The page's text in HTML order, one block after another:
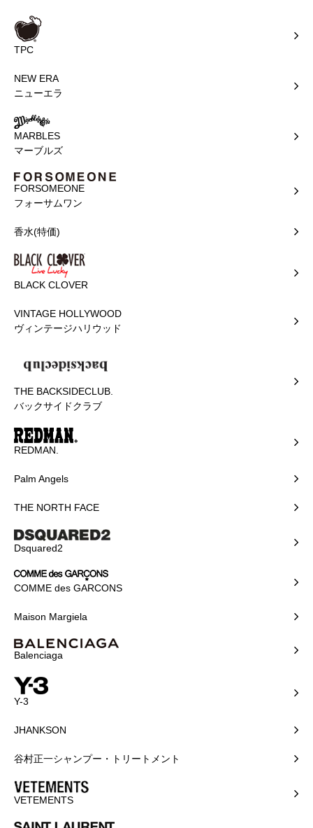
TPC
NEW ERA
ニューエラ
MARBLES
マーブルズ
FORSOMEONE
フォーサムワン
香水(特価)
BLACK CLOVER
VINTAGE HOLLYWOOD
ヴィンテージハリウッド
THE BACKSIDECLUB.
バックサイドクラブ
REDMAN.
Palm Angels
THE NORTH FACE
Dsquared2
COMME des GARCONS
Maison Margiela
Balenciaga
Y-3
JHANKSON
谷村正一シャンプー・トリートメント
VETEMENTS